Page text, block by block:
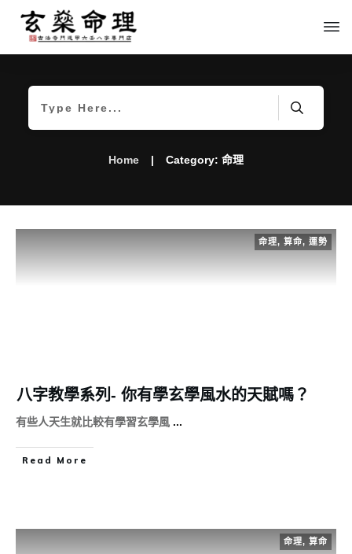
Home | Category: 命理
命理, 算命, 運勢
八字教學系列- 你有學玄學風水的天賦嗎？
有些人天生就比較有學習玄學風 ...
Read More
命理, 算命